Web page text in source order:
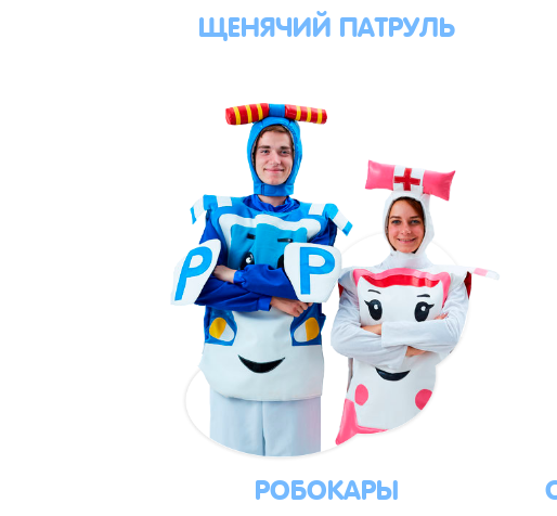
ЩЕНЯЧИЙ ПАТРУЛЬ
РОБОКАРЫ